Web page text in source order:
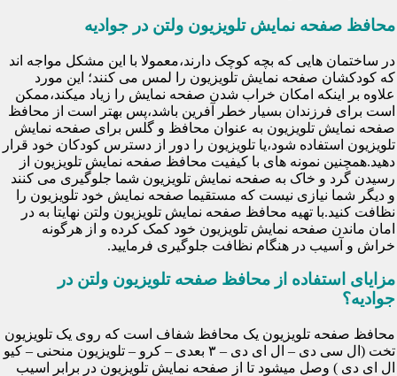
محافظ صفحه نمایش تلویزیون ولتن در جوادیه
در ساختمان هایی که بچه کوچک دارند،معمولا با این مشکل مواجه اند
که کودکشان صفحه نمایش تلویزیون را لمس می کنند؛ این مورد
علاوه بر اینکه امکان خراب شدن صفحه نمایش را زیاد میکند،ممکن
است برای فرزندان بسیار خطر آفرین باشد،پس بهتر است از محافظ
صفحه نمایش تلویزیون به عنوان محافظ و گلس برای صفحه نمایش
تلویزیون استفاده شود،یا تلویزیون را دور از دسترس کودکان خود قرار
دهید.همچنین نمونه های با کیفیت محافظ صفحه نمایش تلویزیون از
رسیدن گرد و خاک به صفحه نمایش تلویزیون شما جلوگیری می کنند
و دیگر شما نیازی نیست که مستقیما صفحه نمایش خود تلویزیون را
نظافت کنید.با تهیه محافظ صفحه نمایش تلویزیون ولتن نهایتا به در
امان ماندن صفحه نمایش تلویزیون خود کمک کرده و از هرگونه
خراش و آسیب در هنگام نظافت جلوگیری فرمایید.
مزایای استفاده از محافظ صفحه تلویزیون ولتن در
جوادیه؟
محافظ صفحه تلویزیون یک محافظ شفاف است که روی یک تلویزیون
تخت (ال سی دی – ال ای دی – ۳ بعدی – کرو – تلویزیون منحنی – کیو
ال ای دی ) وصل میشود تا از صفحه نمایش تلویزیون در برابر اسیب